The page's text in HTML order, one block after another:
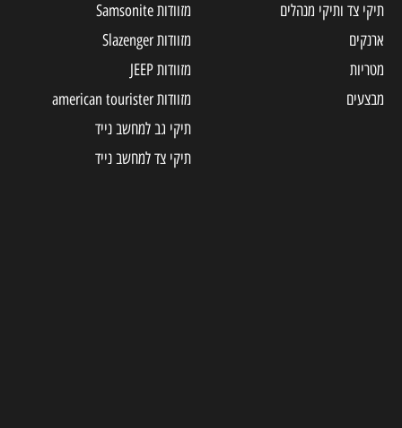
תיקי צד ותיקי מנהלים
ארנקים
מטריות
מבצעים
מזוודות Samsonite
מזוודות Slazenger
מזוודות JEEP
מזוודות american tourister
תיקי גב למחשב נייד
תיקי צד למחשב נייד